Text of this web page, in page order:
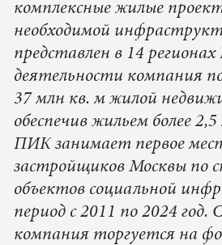
комплексные жилые
необходимой
представлен в 14
деятельности компания
37 млн кв. м жилой
обеспечив жильем более
ПИК занимает первое
застройщиков Москвы по
объектов социальной
период с 2011 по 2024 год.
компания торгуется на